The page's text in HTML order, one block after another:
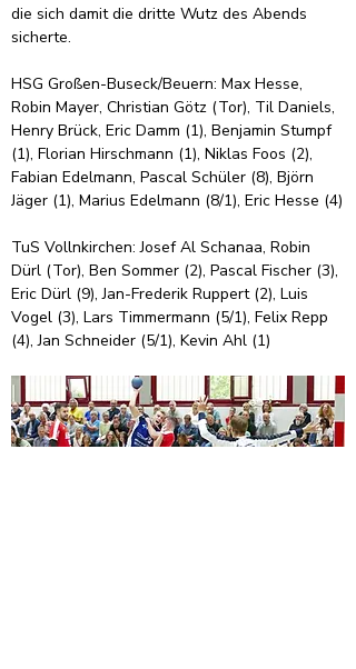
die sich damit die dritte Wutz des Abends
sicherte.
HSG Großen-Buseck/Beuern: Max Hesse,
Robin Mayer, Christian Götz (Tor), Til Daniels,
Henry Brück, Eric Damm (1), Benjamin Stumpf
(1), Florian Hirschmann (1), Niklas Foos (2),
Fabian Edelmann, Pascal Schüler (8), Björn
Jäger (1), Marius Edelmann (8/1), Eric Hesse (4)
TuS Vollnkirchen: Josef Al Schanaa, Robin
Dürl (Tor), Ben Sommer (2), Pascal Fischer (3),
Eric Dürl (9), Jan-Frederik Ruppert (2), Luis
Vogel (3), Lars Timmermann (5/1), Felix Repp
(4), Jan Schneider (5/1), Kevin Ahl (1)